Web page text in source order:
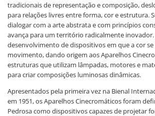
tradicionais de representação e composição,
para relações livres entre forma, cor e estrutura.
dialogar com a arte abstrata e com princípios
avança para um território radicalmente inovador.
desenvolvimento de dispositivos em que a cor
movimento, dando origem aos Aparelhos
estruturas que utilizam lâmpadas, motores e
para criar composições luminosas dinâmicas.
Apresentados pela primeira vez na Bienal
em 1951, os Aparelhos Cinecromáticos foram
Pedrosa como dispositivos capazes de projetar